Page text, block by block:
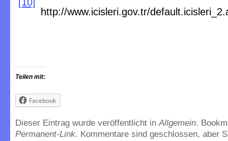
[10]
http://www.icisleri.gov.tr/
Teilen mit:
Facebook
Dieser Eintrag wurde veröffentlicht inAllgemein.
Permanent-Link. Kommentare sind geschlossen, aber